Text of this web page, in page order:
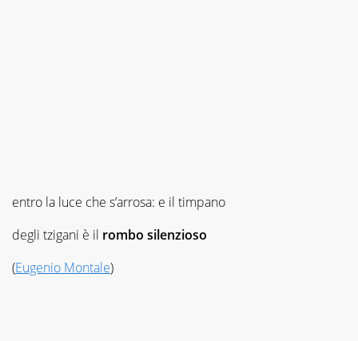
entro la luce che s’arrosa: e il timpano
degli tzigani è il rombo silenzioso
(Eugenio Montale)